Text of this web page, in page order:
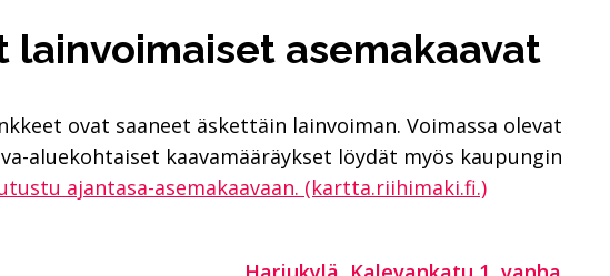
lainvoimaiset asemakaavat
ovat saaneet äskettäin lainvoiman. Voimassa olevat
aluekohtaiset kaavamääräykset löydät myös kaupungin
ajantasa-asemakaavaan. (kartta.riihimaki.fi.)